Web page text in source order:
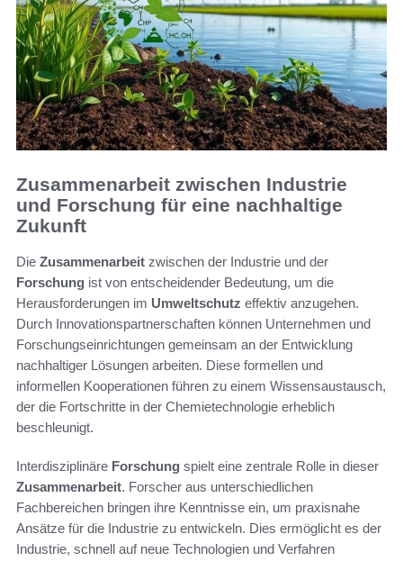
Zusammenarbeit zwischen Industrie
und Forschung für eine nachhaltige
Zukunft
Die Zusammenarbeit zwischen der Industrie und der
Forschung ist von entscheidender Bedeutung, um die
Herausforderungen im Umweltschutz effektiv anzugehen.
Durch Innovationspartnerschaften können Unternehmen und
Forschungseinrichtungen gemeinsam an der Entwicklung
nachhaltiger Lösungen arbeiten. Diese formellen und
informellen Kooperationen führen zu einem Wissensaustausch,
der die Fortschritte in der Chemietechnologie erheblich
beschleunigt.
Interdisziplinäre Forschung spielt eine zentrale Rolle in dieser
Zusammenarbeit. Forscher aus unterschiedlichen
Fachbereichen bringen ihre Kenntnisse ein, um praxisnahe
Ansätze für die Industrie zu entwickeln. Dies ermöglicht es der
Industrie, schnell auf neue Technologien und Verfahren